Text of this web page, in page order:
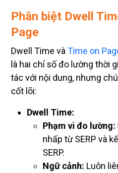
Phân biệt Dwell
Page
Dwell Time và Time on
là hai chỉ số đo lường thời
tác với nội dung, nhưng
cốt lõi:
Dwell Time:
Phạm vi đo lường:
nhấp từ SERP và
SERP.
Ngữ cảnh: Luôn